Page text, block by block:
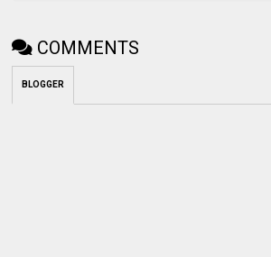
COMMENTS
BLOGGER